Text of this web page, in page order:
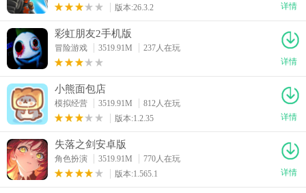
版本:26.3.2
详情
彩虹朋友2手机版
冒险游戏 3519.91M
237人在玩
详情
小熊面包店
模拟经营 3519.91M
812人在玩
版本:1.2.35
详情
失落之剑安卓版
角色扮演 3519.91M
770人在玩
版本:1.565.1
详情